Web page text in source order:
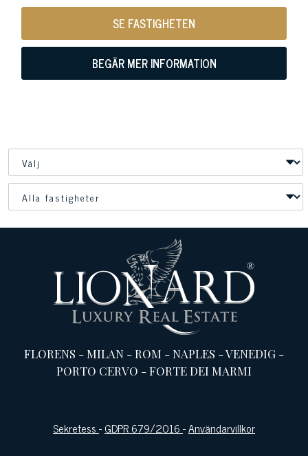
SE FASTIGHETEN
BEGÄR MER INFORMATION
FLORENS -MILAN -ROM -NAPLES -VENEDIG -
PORTO CERVO -FORTE DEI MARMI
Sekretess-GDPR 679/2016-Användarvillkor